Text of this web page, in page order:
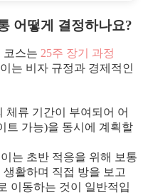
어떻게 결정하나요?
코스는 25주 장기 과정
는 비자 규정과 경제적인
체류 기간이 부여되어 어
트 가능)을 동시에 계획할
는 초반 적응을 위해 보통
활하며 직접 방을 보고
이동하는 것이 일반적입